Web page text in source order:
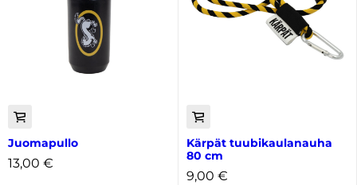
Juomapullo
13,00 €
Kärpät tuubikaulanauha
80 cm
9,00 €